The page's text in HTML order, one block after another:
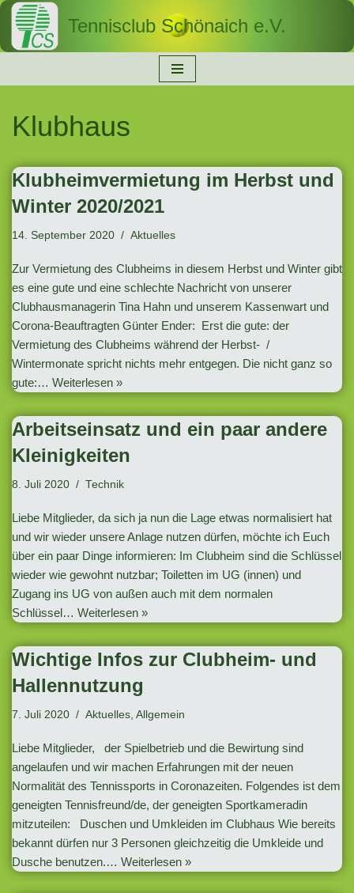
Zum
Tennisclub Schönaich e.V.
Klubhaus
Klubheimvermietung im Herbst und
Winter 2020/2021
14. September 2020 Aktuelles
Zur Vermietung des Clubheims in diesem Herbst und Winter gibt
es eine gute und eine schlechte Nachricht von unserer
Clubhausmanagerin Tina Hahn und unserem Kassenwart und
Corona-Beauftragten Günter Ender: Erst die gute: der
Vermietung des Clubheims während der Herbst- /
Wintermonate spricht nichts mehr entgegen. Die nicht ganz so
gute:… Weiterlesen »
Arbeitseinsatz und ein paar andere
Kleinigkeiten
8. Juli 2020 Technik
Liebe Mitglieder, da sich ja nun die Lage etwas normalisiert hat
und wir wieder unsere Anlage nutzen dürfen, möchte ich Euch
über ein paar Dinge informieren: Im Clubheim sind die Schlüssel
wieder wie gewohnt nutzbar; Toiletten im UG (innen) und
Zugang ins UG von außen auch mit dem normalen
Schlüssel… Weiterlesen »
Wichtige Infos zur Clubheim- und
Hallennutzung
7. Juli 2020 Aktuelles, Allgemein
Liebe Mitglieder, der Spielbetrieb und die Bewirtung sind
angelaufen und wir machen Erfahrungen mit der neuen
Normalität des Tennissports in Coronazeiten. Folgendes ist dem
geneigten Tennisfreund/de, der geneigten Sportkameradin
mitzuteilen: Duschen und Umkleiden im Clubhaus Wie bereits
bekannt dürfen nur 3 Personen gleichzeitig die Umkleide und
Dusche benutzen.… Weiterlesen »